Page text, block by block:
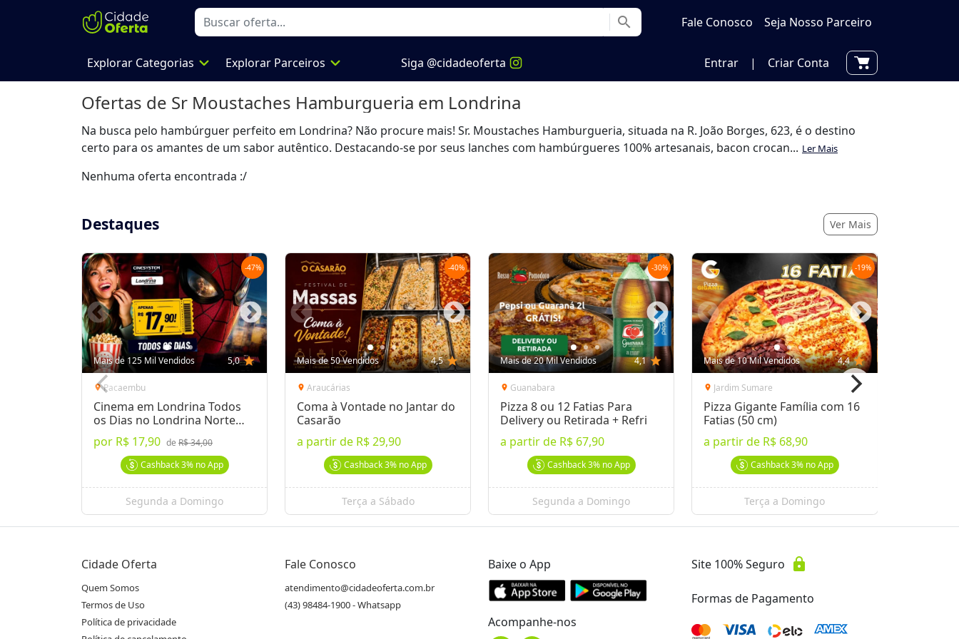
search Fale Conosco Seja Nosso Parceiro
Explorar Categorias expand_more Explorar Parceiros expand_more Siga @cidadeoferta Entrar | Criar Conta
Ofertas de Sr Moustaches Hamburgueria em Londrina
Na busca pelo hambúrguer perfeito em Londrina? Não procure mais! Sr. Moustaches Hamburgueria, situada na R. João Borges, 623, é o destino
certo para os amantes de um sabor autêntico. Destacando-se por seus lanches com hambúrgueres 100% artesanais, bacon crocan... Ler Mais
Nenhuma oferta encontrada :/
Destaques Ver Mais
-47%
Mais de 125 Mil Vendidos 5,0 star
location_onPacaembu
Cinema em Londrina Todos
os Dias no Londrina Norte
Shop.
por R$ 17,90 de R$ 34,00
Cashback3%no App
Segunda a Domingo
-40%
Mais de 50 Vendidos 4,5 star
location_on Araucárias
Coma à Vontade no Jantar do
Casarão
a partir de R$ 29,90
Cashback3%no App
Terça a Sábado
-30%
Mais de 20 Mil Vendidos 4,1 star
location_on Guanabara
Pizza 8 ou 12 Fatias Para
Delivery ou Retirada + Refri
a partir de R$ 67,90
Cashback3%no App
Segunda a Domingo
-19%
Mais de 10 Mil Vendidos 4,4 star
location_on Jardim Sumare
Pizza Gigante Família com 16
Fatias (50 cm)
a partir de R$ 68,90
Cashback3%no App
Terça a Domingo
Cidade Oferta
Quem Somos
Termos de Uso
Política de privacidade
Fale Conosco
atendimento@cidadeoferta.com.br
(43) 98484-1900 - Whatsapp
Baixe o App
Acompanhe-nos
Site 100% Seguro lock
Formas de Pagamento